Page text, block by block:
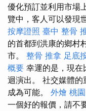
優化預訂並利用市場
覽中，客人可以發現
按摩證照 臺中 整骨
的首都到洪康的鄉村
市。 整骨 推拿 足底
概要 幸運的是，現在
迴演出。 社交媒體的
成為可能。 外燴 桃園
一個好的報價，請不